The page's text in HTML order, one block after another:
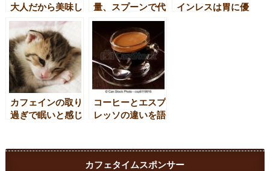
大人だから美味し
く感じられるの？
量、スプーンで代
用できるの？
インレスは胃に優
カフェインの取り
過ぎで眠いと感じ
コーヒーとエスプ
レッソの違いを語
カフェタイムスポンサー